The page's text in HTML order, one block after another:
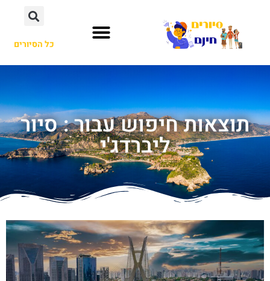
כל הסיורים
תוצאות חיפוש עבור : סיור
ליברדג'י